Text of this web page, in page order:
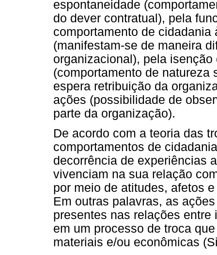
espontaneidade
do dever contratual), pela
comportamento de
(manifestam-se de maneira
organizacional), pela
(comportamento de natureza
espera retribuição da
ações (possibilidade de
parte da organização).
De acordo com a teoria das
comportamentos de
decorrência de experiências
vivenciam na sua relação
por meio de atitudes, afetos
Em outras palavras, as
presentes nas relações
em um processo de troca
materiais e/ou econômicas